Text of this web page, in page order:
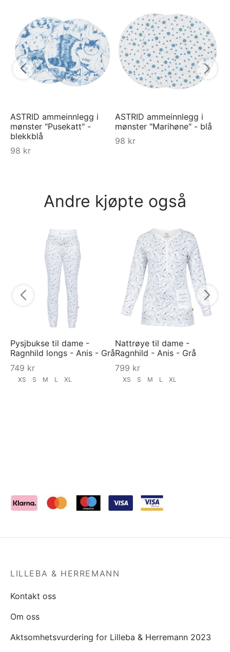
ASTRID ammeinnlegg i
mønster "Pusekatt" -
blekkblå
98 kr
ASTRID ammeinnlegg i
mønster "Marihøne" - blå
98 kr
Andre kjøpte også
Pysjbukse til dame -
Ragnhild longs - Anis - Grå
749 kr
XS S M L XL
Nattrøye til dame -
Ragnhild - Anis - Grå
799 kr
XS S M L XL
LILLEBA & HERREMANN
Kontakt oss
Om oss
Aktsomhetsvurdering for Lilleba & Herremann 2023